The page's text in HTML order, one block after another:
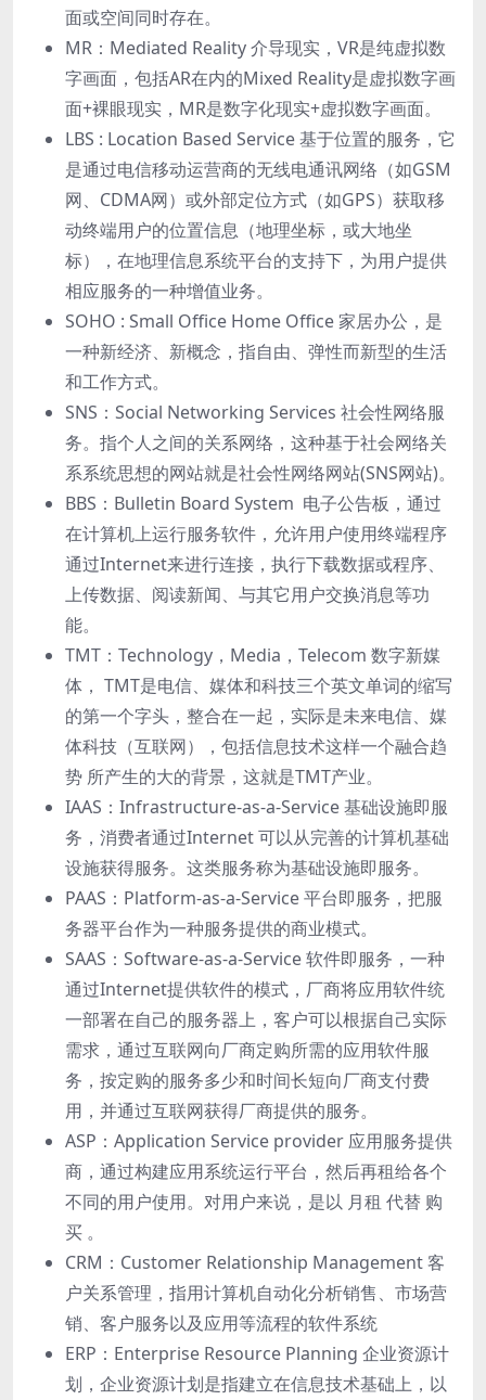
⾯或空间同时存在。
MR：Mediated Reality 介导现实，VR是纯虚拟数
字画⾯，包括AR在内的Mixed Reality是虚拟数字画
⾯+裸眼现实，MR是数字化现实+虚拟数字画⾯。
LBS : Location Based Service 基于位置的服务，它
是通过电信移动运营商的⽆线电通讯⽹络（如GSM
⽹、CDMA⽹）或外部定位⽅式（如GPS）获取移
动终端⽤户的位置信息（地理坐标，或⼤地坐
标），在地理信息系统平台的⽀持下，为⽤户提供
相应服务的⼀种增值业务。
SOHO : Small Office Home Office 家居办公，是
⼀种新经济、新概念，指⾃由、弹性⽽新型的⽣活
和⼯作⽅式。
SNS：Social Networking Services 社会性⽹络服
务。指个⼈之间的关系⽹络，这种基于社会⽹络关
系系统思想的⽹站就是社会性⽹络⽹站(SNS⽹站)。
BBS：Bulletin Board System 电⼦公告板，通过
在计算机上运⾏服务软件，允许⽤户使⽤终端程序
通过Internet来进⾏连接，执⾏下载数据或程序、
上传数据、阅读新闻、与其它⽤户交换消息等功
能。
TMT：Technology，Media，Telecom 数字新媒
体， TMT是电信、媒体和科技三个英⽂单词的缩写
的第⼀个字头，整合在⼀起，实际是未来电信、媒
体科技（互联⽹），包括信息技术这样⼀个融合趋
势 所产⽣的⼤的背景，这就是TMT产业。
IAAS：Infrastructure-as-a-Service 基础设施即服
务，消费者通过Internet 可以从完善的计算机基础
设施获得服务。这类服务称为基础设施即服务。
PAAS：Platform-as-a-Service 平台即服务，把服
务器平台作为⼀种服务提供的商业模式。
SAAS：Software-as-a-Service 软件即服务，⼀种
通过Internet提供软件的模式，⼚商将应⽤软件统
⼀部署在⾃⼰的服务器上，客户可以根据⾃⼰实际
需求，通过互联⽹向⼚商定购所需的应⽤软件服
务，按定购的服务多少和时间⻓短向⼚商⽀付费
⽤，并通过互联⽹获得⼚商提供的服务。
ASP：Application Service provider 应⽤服务提供
商，通过构建应⽤系统运⾏平台，然后再租给各个
不同的⽤户使⽤。对⽤户来说，是以 ⽉租 代替 购
买 。
CRM：Customer Relationship Management 客
户关系管理，指⽤计算机⾃动化分析销售、市场营
销、客户服务以及应⽤等流程的软件系统
ERP：Enterprise Resource Planning 企业资源计
划，企业资源计划是指建⽴在信息技术基础上，以